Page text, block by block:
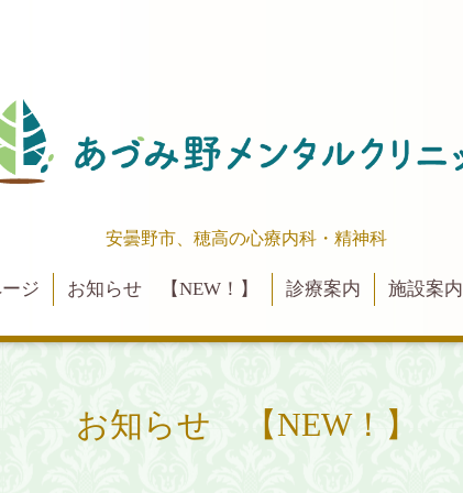
安曇野市、穂高の心療内科・精神科
ジ お知らせ 【NEW！】 診療案内 施設案内
お知らせ 【NEW！】